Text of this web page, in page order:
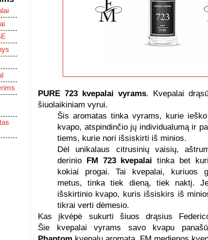
PURE 723 kvepalai vyrams. Kvepalai
šiuolaikiniam vyrui.
Šis aromatas tinka vyrams, kurie
kvapo, atspindinčio jų individualumą ir
tiems, kurie nori išsiskirti iš minios.
Dėl unikalaus citrusinių vaisių,
derinio FM 723 kvepalai tinka bet
kokiai progai. Tai kvepalai, kuriuos
metus, tinka tiek dieną, tiek naktį.
išskirtinio kvapo, kuris išsiskirs iš
tikrai verti dėmesio.
Kas įkvėpė sukurti šiuos drąsius
Šie kvepalai vyrams savo kvapu